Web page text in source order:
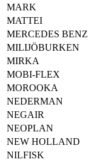
MARK
MATTEI
MERCEDES BENZ
MILIJÖBURKEN
MIRKA
MOBI-FLEX
MOROOKA
NEDERMAN
NEGAIR
NEOPLAN
NEW HOLLAND
NILFISK